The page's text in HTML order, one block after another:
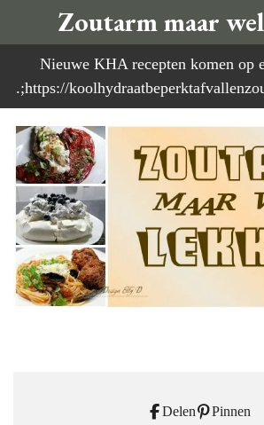
direct
naar
de
Zoutarm maar
Nieuwe KHA recepten komen op
.;https://
Delen Pinnen